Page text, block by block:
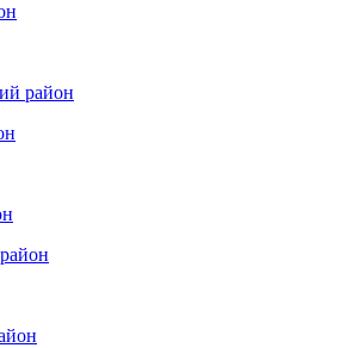
район